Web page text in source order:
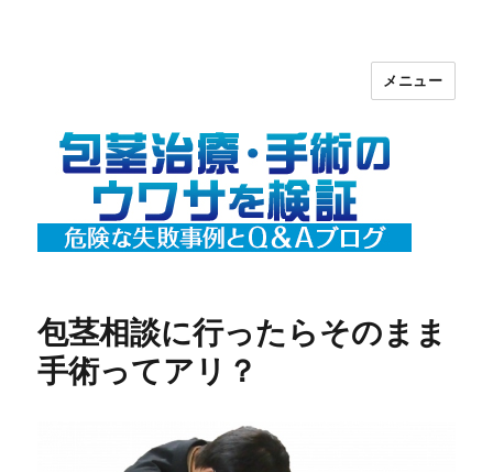
包茎治療・手術のウワサを検証【危険
な失敗事例とＱ＆Ａ】ブログ
メニュー
包茎相談に行ったらそのまま
手術ってアリ？